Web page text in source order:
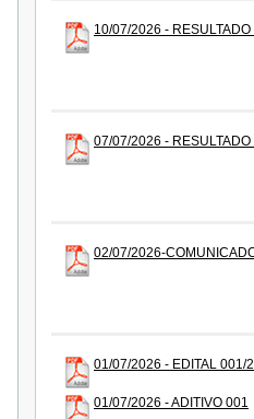
10/07/2026 -
07/07/2026 -
02/07/2026-
01/07/2026 - EDITAL 001/
01/07/2026 - ADITIVO 001